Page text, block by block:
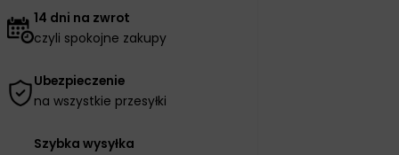
14 dni na zwrot
czyli spokojne zakupy
Ubezpieczenie
na wszystkie przesyłki
Szybka wysyłka